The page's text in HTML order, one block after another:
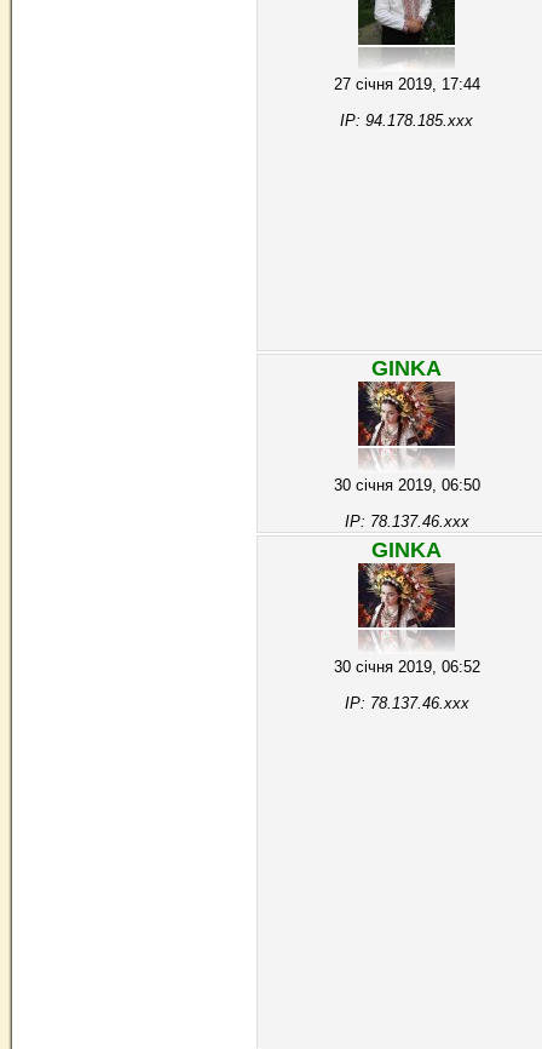
27 січня 2019, 17:44
IP: 94.178.185.xxx
GINKA
30 січня 2019, 06:50
IP: 78.137.46.xxx
GINKA
30 січня 2019, 06:52
IP: 78.137.46.xxx